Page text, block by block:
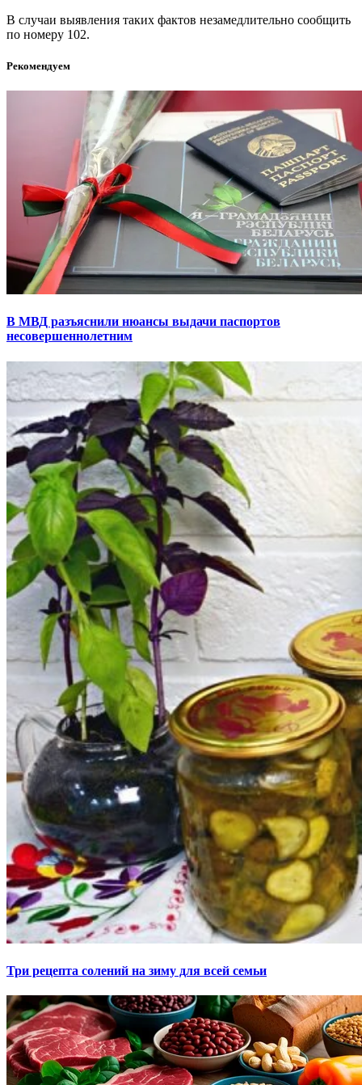
В случаи выявления таких фактов незамедлительно сообщить
по номеру 102.
Рекомендуем
В МВД разъяснили нюансы выдачи паспортов
несовершеннолетним
Три рецепта солений на зиму для всей семьи